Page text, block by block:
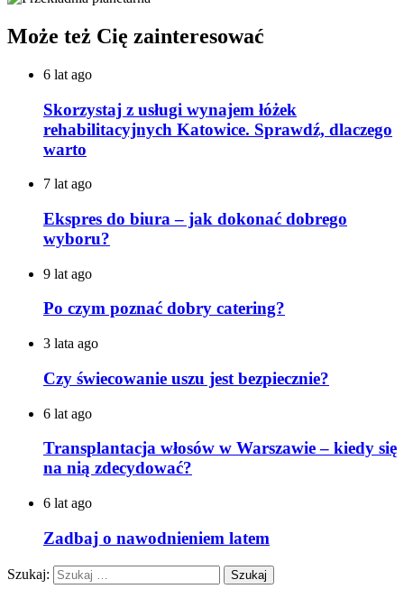
Może też Cię zainteresować
6 lat ago
Skorzystaj z usługi wynajem łóżek
rehabilitacyjnych Katowice. Sprawdź, dlaczego
warto
7 lat ago
Ekspres do biura – jak dokonać dobrego
wyboru?
9 lat ago
Po czym poznać dobry catering?
3 lata ago
Czy świecowanie uszu jest bezpiecznie?
6 lat ago
Transplantacja włosów w Warszawie – kiedy się
na nią zdecydować?
6 lat ago
Zadbaj o nawodnieniem latem
Szukaj: